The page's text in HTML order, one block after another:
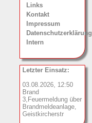
Links
Kontakt
Impressum
Datenschutzerklärung
Intern
Letzter Einsatz:
03.08.2026, 12:50
Brand
3,Feuermeldung über
Brandmeldeanlage,
Geistkircherstr